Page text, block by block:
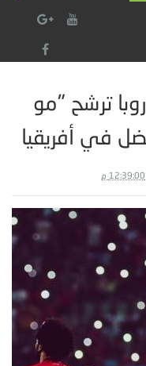
ترشح "مو